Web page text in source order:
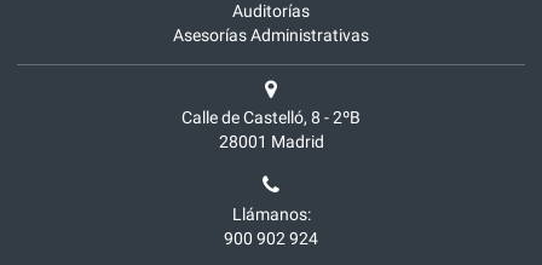
Auditorías
Asesorías Administrativas
Calle de Castelló, 8 - 2ºB
28001 Madrid
Llámanos:
900 902 924